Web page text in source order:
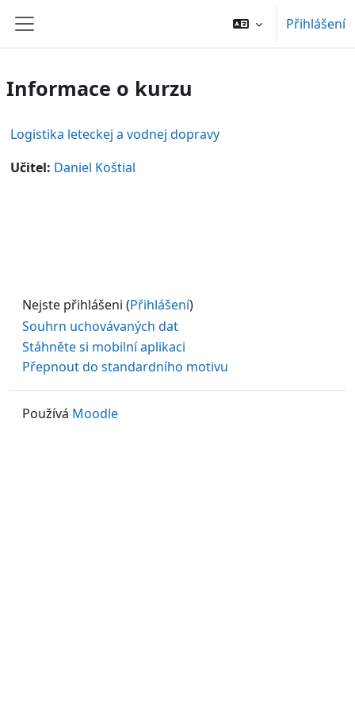
Boční panel
Přihlášení
Informace o kurzu
Logistika leteckej a vodnej dopravy
Učitel: Daniel Koštial
Nejste přihlášeni (Přihlášení)
Souhrn uchovávaných dat
Stáhněte si mobilní aplikaci
Přepnout do standardního motivu
Používá Moodle